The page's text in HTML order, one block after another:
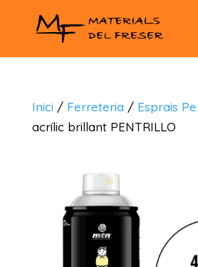
Inici / Ferreteria / Esprais
acrílic brillant PENTRILLO